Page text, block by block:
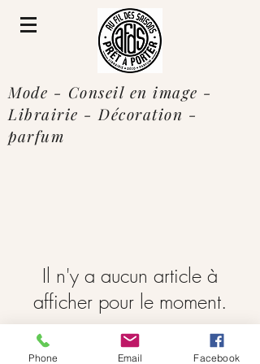
Mode - Conseil en image -
Librairie - Décoration -
parfum
Il n'y a aucun article à
afficher pour le moment.
131 rue de Lattre de Tassigny
Phone Email Facebook